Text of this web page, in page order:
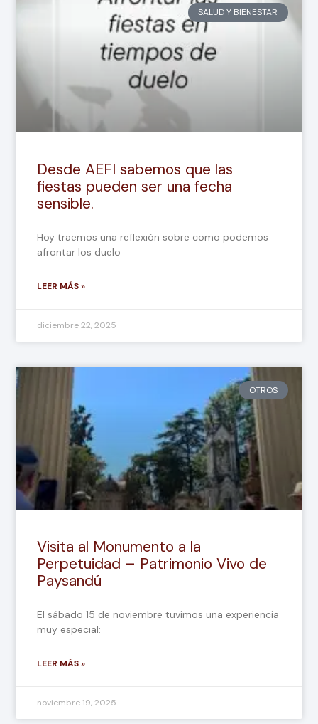
SALUD Y BIENESTAR
Desde AEFI sabemos que las
fiestas pueden ser una fecha
sensible.
Hoy traemos una reflexión sobre como podemos
afrontar los duelo
LEER MÁS »
diciembre 22, 2025
OTROS
Visita al Monumento a la
Perpetuidad – Patrimonio Vivo de
Paysandú
El sábado 15 de noviembre tuvimos una experiencia
muy especial:
LEER MÁS »
noviembre 19, 2025